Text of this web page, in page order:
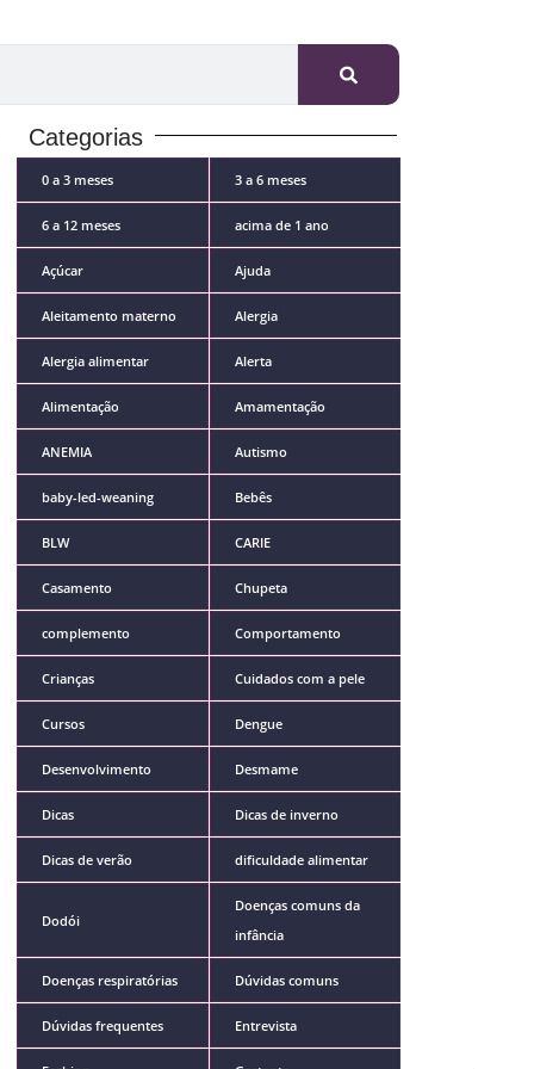
Categorias
0 a 3 meses 3 a 6 meses
6 a 12 meses acima de 1 ano
Açúcar Ajuda
Aleitamento materno Alergia
Alergia alimentar Alerta
Alimentação Amamentação
ANEMIA Autismo
baby-led-weaning Bebês
BLW CARIE
Casamento Chupeta
complemento Comportamento
Crianças Cuidados com a pele
Cursos Dengue
Desenvolvimento Desmame
Dicas Dicas de inverno
Dicas de verão dificuldade alimentar
Dodói
Doenças comuns da
infância
Doenças respiratórias Dúvidas comuns
Dúvidas frequentes Entrevista